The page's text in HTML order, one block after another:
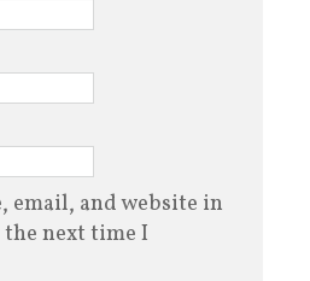
email, and website in
next time I